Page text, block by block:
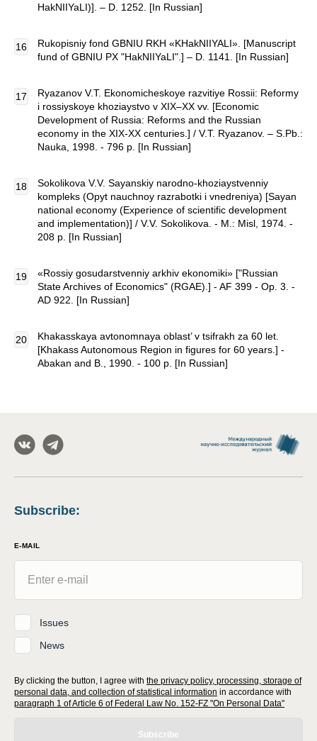
HakNIIYaLI)]. – D. 1252. [In Russian]
Rukopisniy fond GBNIU RKH «KHakNIIYALI». [Manuscript
fund of GBNIU PX "HakNIIYaLI".] – D. 1141. [In Russian]
Ryazanov V.T. Ekonomicheskoye razvitiye Rossii: Reformy
i rossiyskoye khoziaystvo v XIX–XX vv. [Economic
Development of Russia: Reforms and the Russian
economy in the XIX-XX centuries.] / V.T. Ryazanov. – S.Pb.:
Nauka, 1998. - 796 p. [In Russian]
Sokolikova V.V. Sayanskiy narodno-khoziaystvenniy
kompleks (Opyt nauchnoy razrabotki i vnedreniya) [Sayan
national economy (Experience of scientific development
and implementation)] / V.V. Sokolikova. - M.: Misl, 1974. -
208 p. [In Russian]
«Rossiy gosudarstvenniy arkhiv ekonomiki» ["Russian
State Archives of Economics" (RGAE).] - AF 399 - Op. 3. -
AD 922. [In Russian]
Khakasskaya avtonomnaya oblast’ v tsifrakh za 60 let.
[Khakass Autonomous Region in figures for 60 years.] -
Abakan and B., 1990. - 100 p. [In Russian]
Subscribe:
E-MAIL
Issues
News
By clicking the button, I agree with the privacy policy, processing, storage of
personal data, and collection of statistical information in accordance with
paragraph 1 of Article 6 of Federal Law No. 152-FZ "On Personal Data"
Subscribe